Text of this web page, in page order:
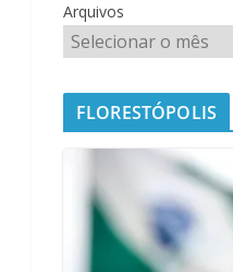
Arquivos
FLORESTÓPOLIS